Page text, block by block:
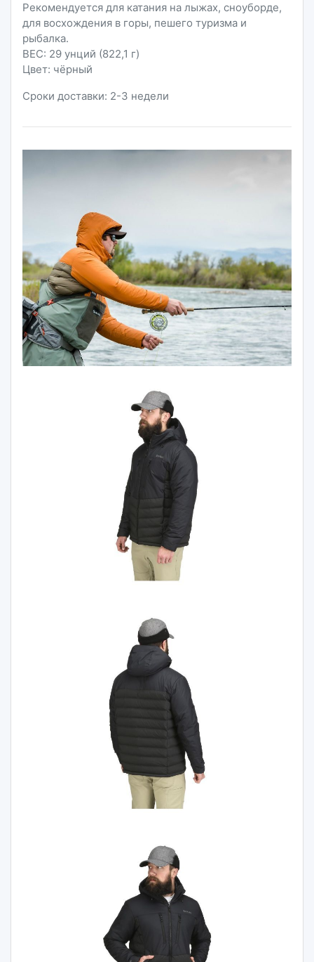
Рекомендуется для катания на лыжах, сноуборде,
для восхождения в горы, пешего туризма и
рыбалка.
ВЕС: 29 унций (822,1 г)
Цвет: чёрный
Сроки доставки: 2-3 недели